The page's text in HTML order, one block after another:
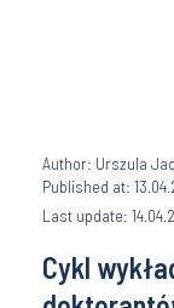
Author: Urszula
Published at:
Last update:
Cykl